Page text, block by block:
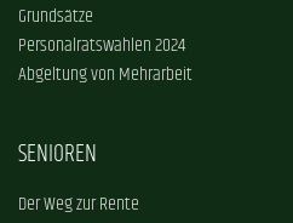
Grundsätze
Personalratswahlen 2024
Abgeltung von Mehrarbeit
SENIOREN
Der Weg zur Rente